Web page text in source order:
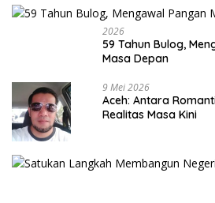
2026
59 Tahun Bulog,
Masa Depan
9 Mei 2026
Aceh: Antara
Realitas Masa Kini